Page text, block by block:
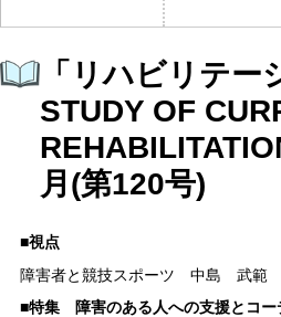
「リハビリテ
STUDY OF
月(第120号)
■視点
障害者と競技スポーツ 中島 武範
■特集 障害のある人への支援とコー